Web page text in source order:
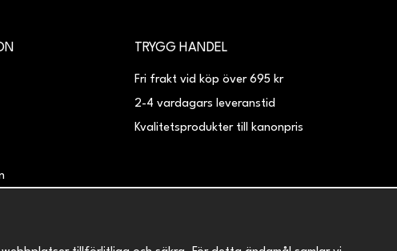
TRYGG HANDEL
Fri frakt vid köp över 695 kr
2-4 vardagars leveranstid
Kvalitetsprodukter till kanonpris